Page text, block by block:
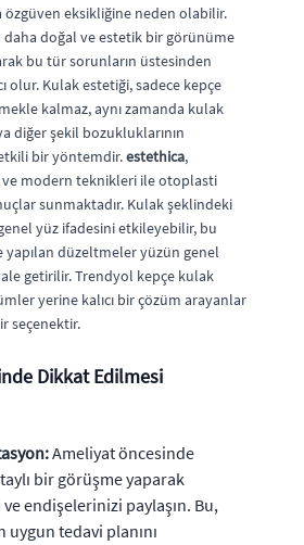
özgüven eksikliğine neden olabilir.
doğal ve estetik bir görünüme
bu tür sorunların üstesinden
olur. Kulak estetiği, sadece kepçe
kalmaz, aynı zamanda kulak
diğer şekil bozukluklarının
bir yöntemdir.estethica,
ve modern teknikleri ile otoplasti
sunmaktadır. Kulak şeklindeki
yüz ifadesini etkileyebilir, bu
düzeltmeler yüzün genel
getirilir. Trendyol kepçe kulak
yerine kalıcı bir çözüm arayanlar
seçenektir.
Dikkat Edilmesi
Ameliyat öncesinde
bir görüşme yaparak
endişelerinizi paylaşın. Bu,
uygun tedavi planını